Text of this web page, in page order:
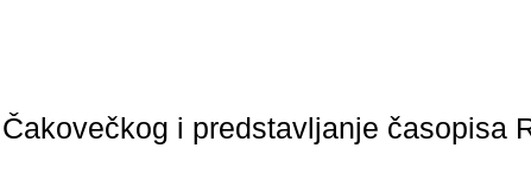
i predstavljanje časopisa